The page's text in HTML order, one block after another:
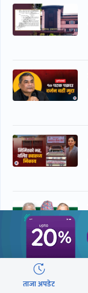
ताजा अपडेट